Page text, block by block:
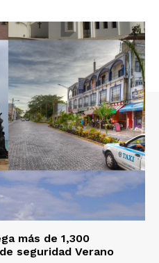
más de 1,300
seguridad Verano